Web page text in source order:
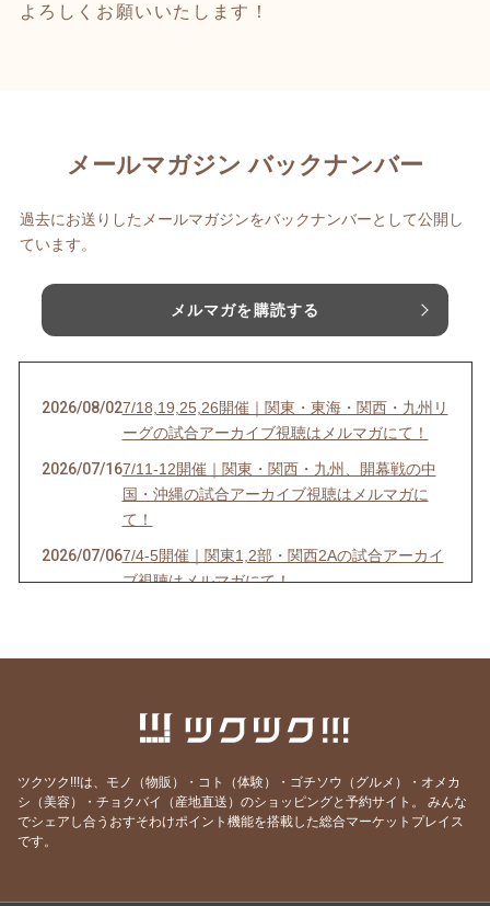
よろしくお願いいたします！
メールマガジン バックナンバー
過去にお送りしたメールマガジンをバックナンバーとして公開し
ています。
メルマガを購読する
2026/08/027/18,19,25,26開催｜関東・東海・関西・九州リ
ーグの試合アーカイブ視聴はメルマガにて！
2026/07/167/11-12開催｜関東・関西・九州、開幕戦の中
国・沖縄の試合アーカイブ視聴はメルマガに
て！
2026/07/067/4-5開催｜関東1,2部・関西2Aの試合アーカイ
ブ視聴はメルマガにて！
6/20-21開催｜関東4部AB・東海1部・関西2C・
て！
2026/06/20 6/13-14開催｜関東3部ABC,4部E、九州リーグ
ツクツク!!!は、モノ（物販）・コト（体験）・ゴチソウ（グルメ）・オメカ
シ（美容）・チョクバイ（産地直送）のショッピングと予約サイト。
みんな
でシェアし合うおすそわけポイント機能を搭載した総合マーケットプレイス
です。